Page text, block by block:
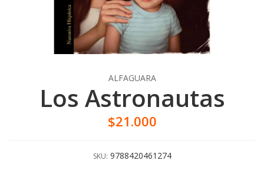
ALFAGUARA
Los Astronautas
$21.000
SKU: 9788420461274